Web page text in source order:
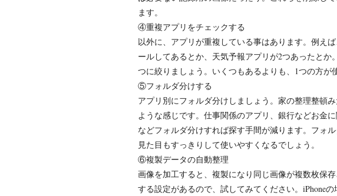
ます。
④重複アプリをチェックする
以外に、アプリが重複している事はあります。例え
ールしてあるとか、天気予報アプリが2つあったと
つに絞りましょう。いくつもあるよりも、1つの方が
⑤フォルダ分けする
アプリ別にフォルダ分けしましょう。家の整理整頓
ような感じです。仕事関係のアプリ、銀行などお金
などフォルダ分けすれば探す手間が減ります。フォ
見た目もすっきりして使いやすくなるでしょう。
⑥複製データの自動整理
画像を加工すると、複製になり同じ画像が複数枚保
する設定があるので、試してみてください。iPhone